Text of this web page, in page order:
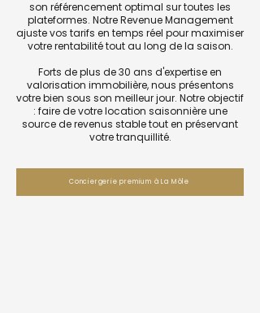
son référencement optimal sur toutes les
plateformes. Notre Revenue Management
ajuste vos tarifs en temps réel pour maximiser
votre rentabilité tout au long de la saison.
Forts de plus de 30 ans d'expertise en
valorisation immobilière, nous présentons
votre bien sous son meilleur jour. Notre objectif
: faire de votre location saisonnière une
source de revenus stable tout en préservant
votre tranquillité.
Conciergerie premium à La Môle